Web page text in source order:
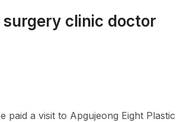
clinic doctor
paid a visit to Apgujeong Eight Plastic